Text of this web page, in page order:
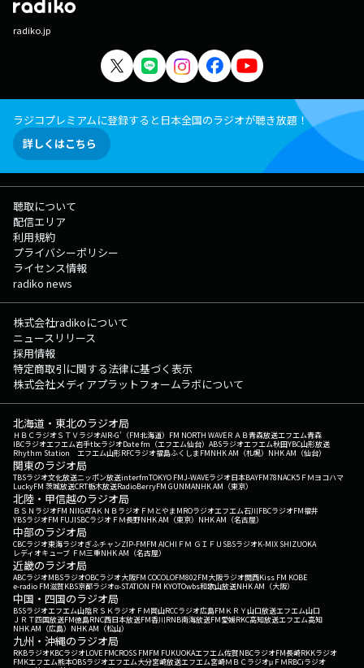
radiko.jp
ラジコプレミアムに登録すると日本全国のラジオが聴き放題！
詳しくはこちら
聴取について
配信エリア
利用規約
プライバシーポリシー
ライセンス情報
radiko news
株式会社radikoについて
ニュースリリース
採用情報
特定商取引に関する法律に基づく表示
株式会社メディアプラットフォームラボについて
北海道・東北のラジオ局
ＨＢＣラジオＳＴＶラジオAIR-G'（FM北海道） FM NORTH WAVEＲＡＢ青森放送エフエム青森
IBCラジオエフエム岩手tbcラジオDate fm（エフエム仙台） ABSラジオエフエム秋田YBC山形放送
Rhythm Station エフエム山形RFCラジオ福島ふくしまFMNHK AM（札幌） NHK AM（仙台）
関東のラジオ局
TBSラジオ文化放送ニッポン放送interfmTOKYO FMJ-WAVEラジオ日本BAYFM78NACK5 ＦＭヨコハマ
LuckyFM 茨城放送CRT栃木放送RadioBerryFM GUNMANHK AM（東京）
北陸・甲信越のラジオ局
ＢＳＮラジオFM NIIGATAＫＮＢラジオ ＦＭとやまMROラジオエフエム石川FBCラジオFM福井
YBSラジオFM FUJISBCラジオ ＦＭ長野NHK AM（東京） NHK AM（名古屋）
中部のラジオ局
CBCラジオ東海ラジオぎふチャンZIP-FMFM AICHI ＦＭ ＧＩＦＵ SBSラジオK-MIX SHIZUOKA
レディオキューブ ＦＭ三重NHK AM（名古屋）
近畿のラジオ局
ABCラジオMBSラジオOBCラジオ大阪FM COCOLOFM802FM大阪ラジオ関西Kiss FM KOBE
e-radio FM滋賀KBS京都ラジオα-STATION FM KYOTOwbs和歌山放送NHK AM（大阪）
中国・四国のラジオ局
BSSラジオエフエム山陰ＲＳＫラジオ ＦＭ岡山RCCラジオ広島FM ＫＲＹ山口放送エフエム山口
ＪＲＴ四国放送FM徳島RNC西日本放送FM香川RNB南海放送FM愛媛RKC高知放送エフエム高知
NHK AM（広島） NHK AM（松山）
九州・沖縄のラジオ局
RKBラジオKBCラジオLOVE FMCROSS FMFM FUKUOKAエフエム佐賀NBCラジオFM長崎RKKラジオ
FMKエフエム熊本OBSラジオエフエム大分宮崎放送エフエム宮崎ＭＢＣラジオμＦＭRBCiラジオ